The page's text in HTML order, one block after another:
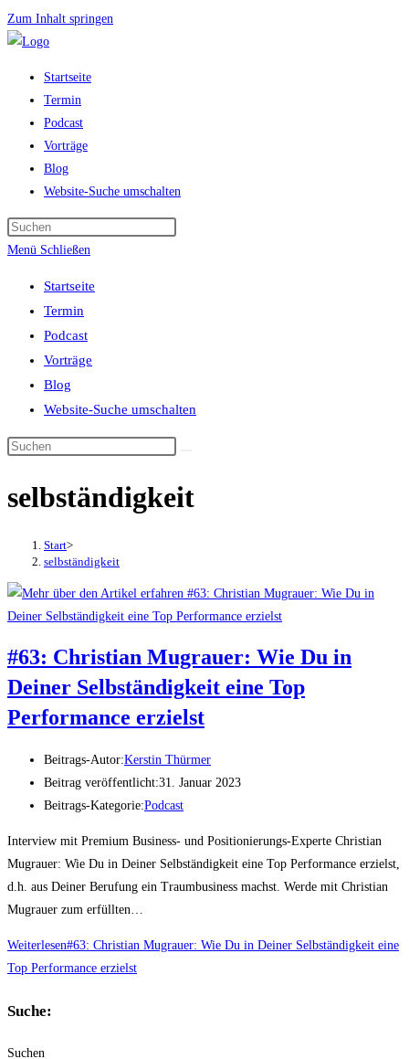
Zum Inhalt springen
Startseite
Termin
Podcast
Vorträge
Blog
Website-Suche umschalten
Menü Schließen
Startseite
Termin
Podcast
Vorträge
Blog
Website-Suche umschalten
selbständigkeit
Start>
selbständigkeit
#63: Christian Mugrauer: Wie Du in
Deiner Selbständigkeit eine Top
Performance erzielst
Beitrags-Autor:Kerstin Thürmer
Beitrag veröffentlicht:31. Januar 2023
Beitrags-Kategorie:Podcast
Interview mit Premium Business- und Positionierungs-Experte Christian
Mugrauer: Wie Du in Deiner Selbständigkeit eine Top Performance erzielst,
d.h. aus Deiner Berufung ein Traumbusiness machst. Werde mit Christian
Mugrauer zum erfüllten…
Weiterlesen#63: Christian Mugrauer: Wie Du in Deiner Selbständigkeit eine
Top Performance erzielst
Suche:
Suchen